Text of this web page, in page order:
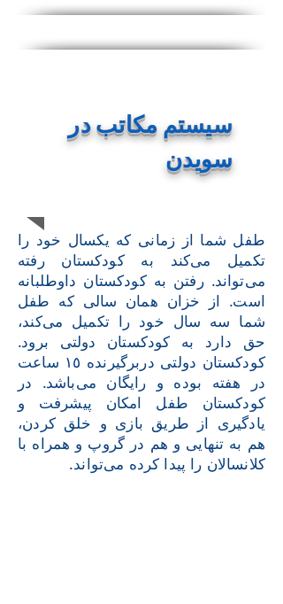
سیستم مکاتب در
سویدن
طفل شما از زمانی که یکسال خود را
تکمیل می‌کند به کودکستان رفته
می‌تواند. رفتن به کودکستان داوطلبانه
است. از خزان همان سالی که طفل
شما سه سال خود را تکمیل می‌کند،
حق دارد به کودکستان دولتی برود.
کودکستان دولتی دربرگیرنده ١٥ ساعت
در هفته بوده و رایگان می‌باشد. در
کودکستان طفل امکان پیشرفت و
یادگیری از طریق بازی و خلق کردن،
هم به تنهایی و هم در گروپ و همراه با
کلانسالان را پیدا کرده می‌تواند.